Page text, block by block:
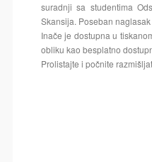
suradnji sa studentima
Skansija. Poseban
Inače je dostupna u
obliku kao besplatno
Prolistajte i počnite